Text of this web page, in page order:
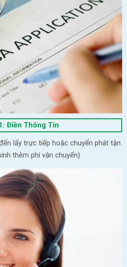
Điền Thông Tin
lấy trực tiếp hoặc chuyển phát tận
thêm phí vận chuyển)